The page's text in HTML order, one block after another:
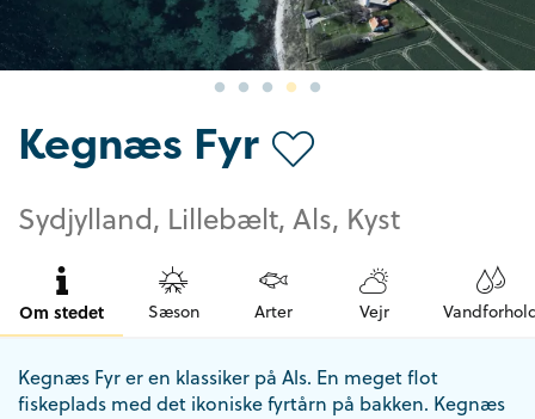
Kegnæs Fyr
Sydjylland, Lillebælt, Als, Kyst
Om stedet Sæson Arter Vejr
Kegnæs Fyr er en klassiker på Als. En meget flot
fiskeplads med det ikoniske fyrtårn på bakken. Kegnæs